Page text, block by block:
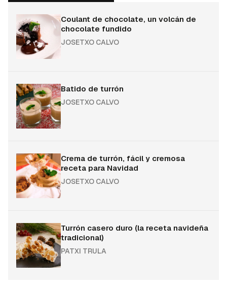
Coulant de chocolate, un volcán de
chocolate fundido
JOSETXO CALVO
Batido de turrón
JOSETXO CALVO
Crema de turrón, fácil y cremosa
receta para Navidad
JOSETXO CALVO
Turrón casero duro (la receta navideña
tradicional)
PATXI TRULA